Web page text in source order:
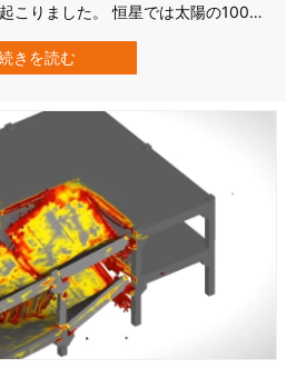
こりました。 恒星では太陽の100
りそれは太陽でも起きる可能性が指
フレア級の太陽フレアが地球を直撃
きを読む